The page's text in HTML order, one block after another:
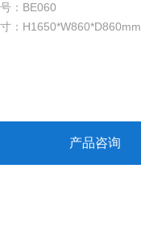
：BE060
：H1650*W860*D860mm
：手动/自动
产品咨询